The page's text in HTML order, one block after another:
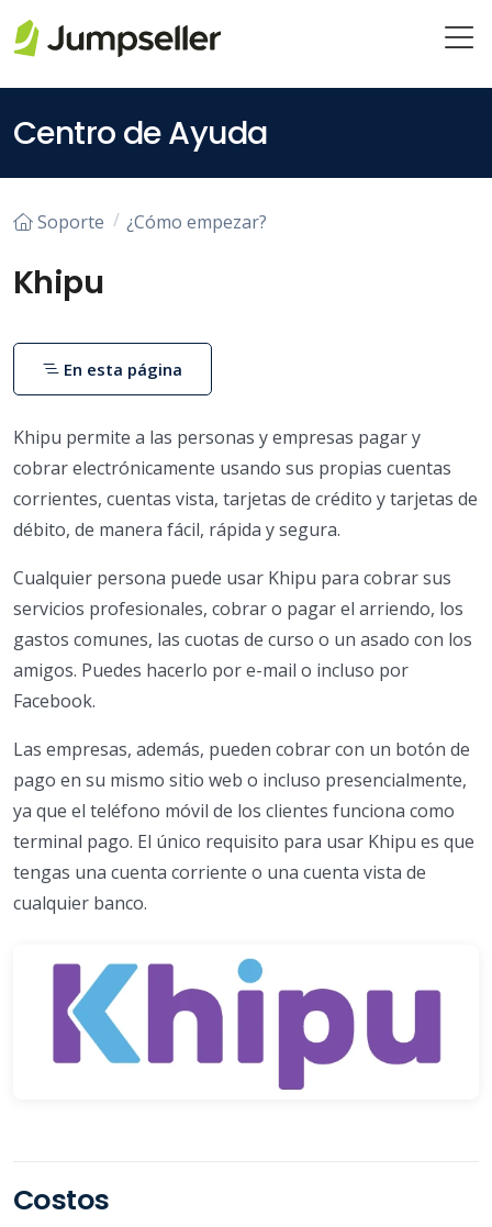
Centro de Ayuda
Soporte ¿Cómo empezar?
Khipu
Khipu permite a las personas y empresas pagar y
cobrar electrónicamente usando sus propias cuentas
corrientes, cuentas vista, tarjetas de crédito y tarjetas de
débito, de manera fácil, rápida y segura.
Cualquier persona puede usar Khipu para cobrar sus
servicios profesionales, cobrar o pagar el arriendo, los
gastos comunes, las cuotas de curso o un asado con los
amigos. Puedes hacerlo por e-mail o incluso por
Facebook.
Las empresas, además, pueden cobrar con un botón de
pago en su mismo sitio web o incluso presencialmente,
ya que el teléfono móvil de los clientes funciona como
terminal pago. El único requisito para usar Khipu es que
tengas una cuenta corriente o una cuenta vista de
cualquier banco.
Costos
En esta página